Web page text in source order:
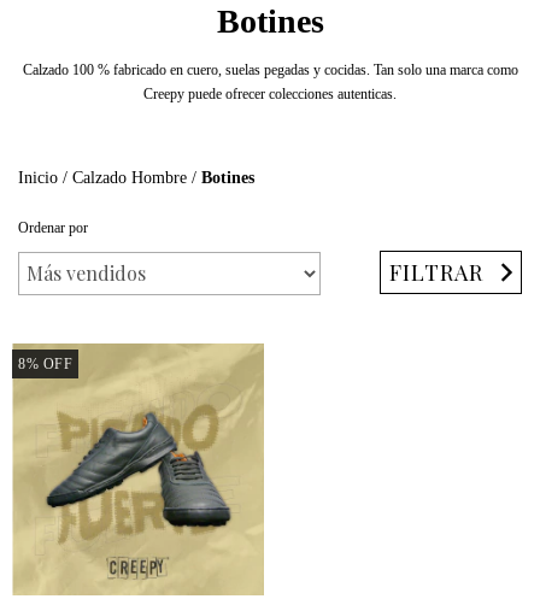
Botines
Calzado 100 % fabricado en cuero, suelas pegadas y cocidas. Tan solo una marca como
Creepy puede ofrecer colecciones autenticas.
Inicio / Calzado Hombre / Botines
Ordenar por
FILTRAR
8% OFF